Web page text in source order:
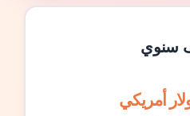
سنوي
أمريكي